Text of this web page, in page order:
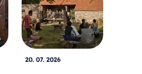
20. 07. 2026